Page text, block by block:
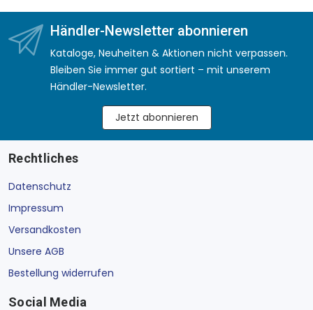
Händler-Newsletter abonnieren
Kataloge, Neuheiten & Aktionen nicht verpassen.
Bleiben Sie immer gut sortiert – mit unserem
Händler-Newsletter.
Jetzt abonnieren
Rechtliches
Datenschutz
Impressum
Versandkosten
Unsere AGB
Bestellung widerrufen
Social Media